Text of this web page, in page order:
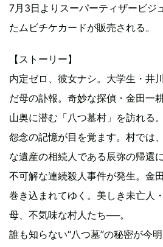
7月3日よりスーパーティザービジ
たムビチケカードが販売される。
【ストーリー】
内定ゼロ、彼女ナシ。大学生・井
だ母の訃報。奇妙な探偵・金田一
山奥に潜む「八つ墓村」を訪れる
怨念の記憶が目を覚ます。村では
な遺産の相続人である辰弥の帰還
不可解な連続殺人事件が発生。金
巻き込まれてゆく。美しき未亡人
母、不気味な村人たち──。
誰も知らない“八つ墓”の秘密が今